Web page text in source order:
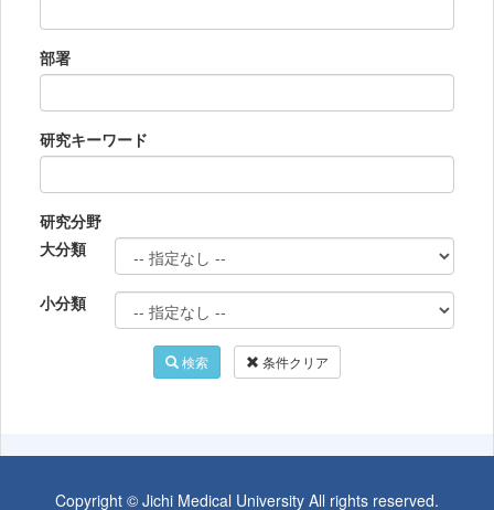
部署
研究キーワード
研究分野
大分類
小分類
検索 条件クリア
Copyright © Jichi Medical University All rights reserved.